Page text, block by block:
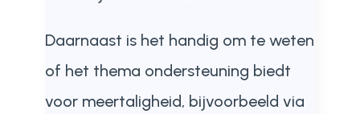
Daarnaast is het handig om te weten
of het thema ondersteuning biedt
voor meertaligheid, bijvoorbeeld via